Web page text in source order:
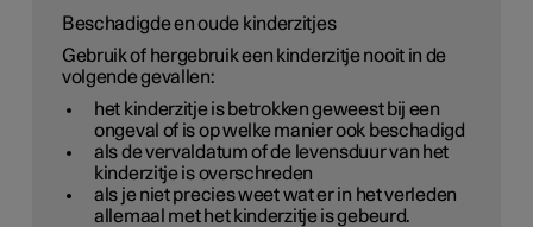
Beschadigde en oude kinderzitjes
Gebruik of hergebruik een kinderzitje nooit in de
volgende gevallen:
het kinderzitje is betrokken geweest bij een
ongeval of is op welke manier ook beschadigd
als de vervaldatum of de levensduur van het
kinderzitje is overschreden
als je niet precies weet wat er in het verleden
allemaal met het kinderzitje is gebeurd.